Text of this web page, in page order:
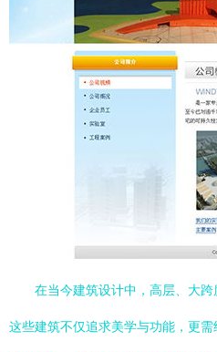
在当今建筑设计中，高层、大跨
这些建筑不仅追求美学与功能，更